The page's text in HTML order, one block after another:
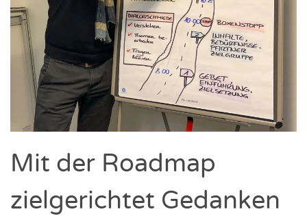
Mit der Roadmap
zielgerichtet Gedanken